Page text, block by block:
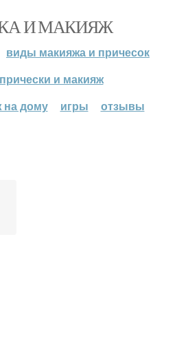
И МАКИЯЖ
виды макияжа и причесок
и макияж
на дому
игры отзывы